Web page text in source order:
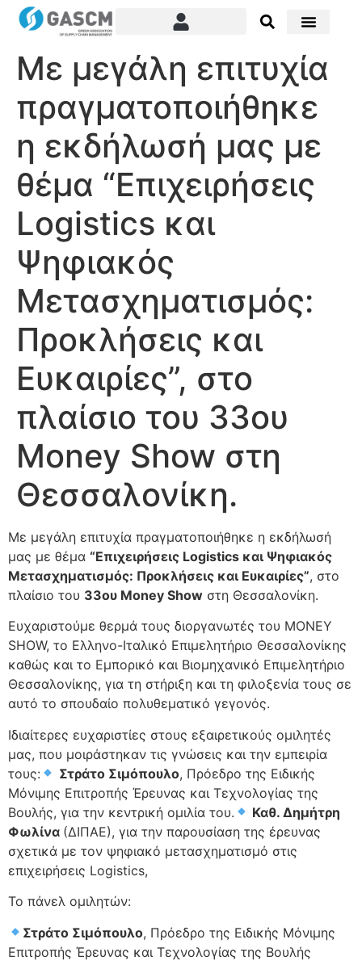
Με μεγάλη επιτυχία
πραγματοποιήθηκε
η εκδήλωσή μας με
θέμα “Επιχειρήσεις
Logistics και
Ψηφιακός
Μετασχηματισμός:
Προκλήσεις και
Ευκαιρίες”, στο
πλαίσιο του 33ου
Money Show στη
Θεσσαλονίκη.
Με μεγάλη επιτυχία πραγματοποιήθηκε η εκδήλωσή
μας με θέμα “Επιχειρήσεις Logistics και Ψηφιακός
Μετασχηματισμός: Προκλήσεις και Ευκαιρίες”, στο
πλαίσιο του 33ου Money Show στη Θεσσαλονίκη.
Ευχαριστούμε θερμά τους διοργανωτές του MONEY
SHOW, το Ελληνο-Ιταλικό Επιμελητήριο Θεσσαλονίκης
καθώς και το Εμπορικό και Βιομηχανικό Επιμελητήριο
Θεσσαλονίκης, για τη στήριξη και τη φιλοξενία τους σε
αυτό το σπουδαίο πολυθεματικό γεγονός.
Ιδιαίτερες ευχαριστίες στους εξαιρετικούς ομιλητές
μας, που μοιράστηκαν τις γνώσεις και την εμπειρία
τους:
Στράτο Σιμόπουλο, Πρόεδρο της Ειδικής
Μόνιμης Επιτροπής Έρευνας και Τεχνολογίας της
Βουλής, για την κεντρική ομιλία του.
Καθ. Δημήτρη
Φωλίνα (ΔΙΠΑΕ), για την παρουσίαση της έρευνας
σχετικά με τον ψηφιακό μετασχηματισμό στις
επιχειρήσεις Logistics,
Το πάνελ ομιλητών:
Στράτο Σιμόπουλο, Πρόεδρο της Ειδικής Μόνιμης
Επιτροπής Έρευνας και Τεχνολογίας της Βουλής